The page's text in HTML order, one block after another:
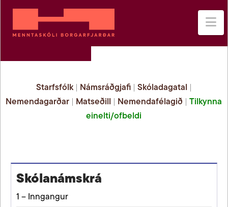
Starfsfólk| Námsráðgjafi| Skóladagatal
Nemendagarðar
Matseðill Nemendafélagið |Tilkynna
einelti/ofbeldi
Skólanámskrá
1 – Inngangur